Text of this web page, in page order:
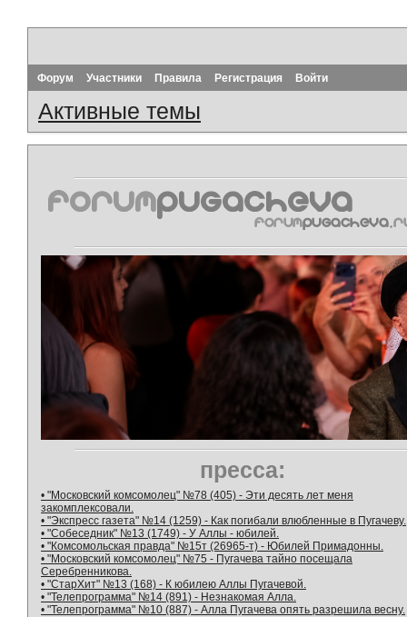
Форум Участники Правила Регистрация Войти
Активные темы
пресса:
• "Московский комсомолец" №78 (405) - Эти десять лет меня
закомплексовали.
• "Экспресс газета" №14 (1259) - Как погибали влюбленные в Пугачеву.
• "Собеседник" №13 (1749) - У Аллы - юбилей.
• "Комсомольская правда" №15т (26965-т) - Юбилей Примадонны.
• "Московский комсомолец" №75 - Пугачева тайно посещала
Серебренникова.
• "СтарХит" №13 (168) - К юбилею Аллы Пугачевой.
• "Телепрограмма" №14 (891) - Незнакомая Алла.
• "Телепрограмма" №10 (887) - Алла Пугачева опять разрешила весну.